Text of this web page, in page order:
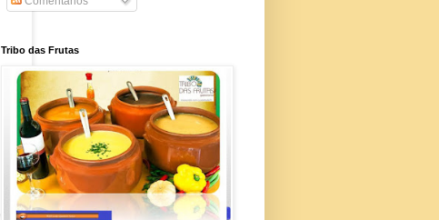
Tribo das Frutas